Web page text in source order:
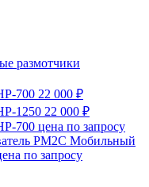
размотчики
700 22 000 ₽
1250 22 000 ₽
700 цена по запросу
РМ2С Мобильный
по запросу